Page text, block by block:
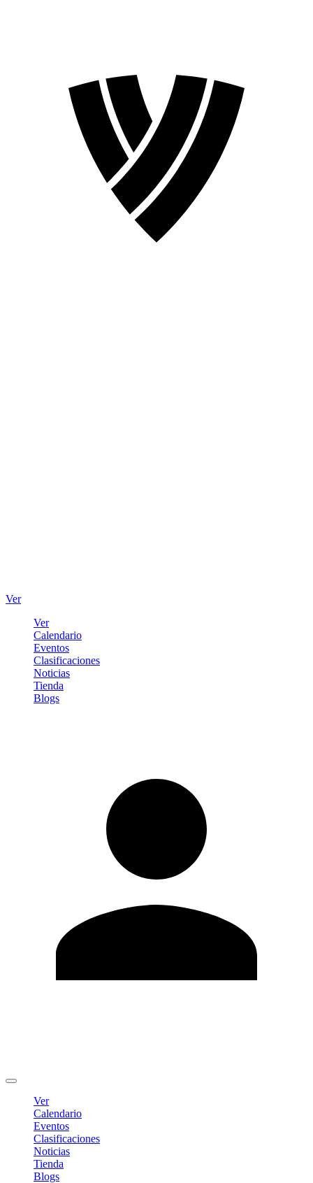
Ver
Ver
Calendario
Eventos
Clasificaciones
Noticias
Tienda
Blogs
Ver
Calendario
Eventos
Clasificaciones
Noticias
Tienda
Blogs